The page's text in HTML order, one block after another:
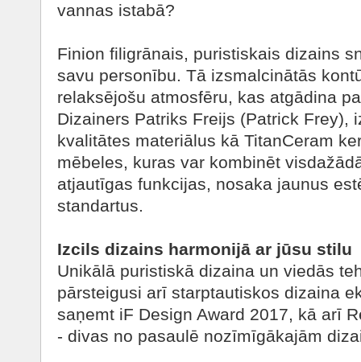
vannas istabā?
Finion filigrānais, puristiskais dizains
savu personību. Tā izsmalcinātās
relaksējošu atmosfēru, kas atgādina
Dizainers Patriks Freijs (Patrick Frey),
kvalitātes materiālus kā TitanCeram
mēbeles, kuras var kombinēt
atjautīgas funkcijas, nosaka jaunus
standartus.
Izcils dizains harmonijā ar jūsu stilu
Unikālā puristiskā dizaina un viedās
pārsteigusi arī starptautiskos dizaina
saņemt iF Design Award 2017, kā arī
- divas no pasaulē nozīmīgākajām